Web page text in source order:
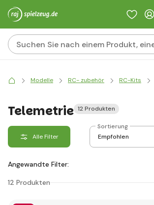
Modelle RC- zubehör RC-Kits
Telemetrie 12 Produkten
Alle Filter
Sortierung
Angewandte Filter:
12 Produkten